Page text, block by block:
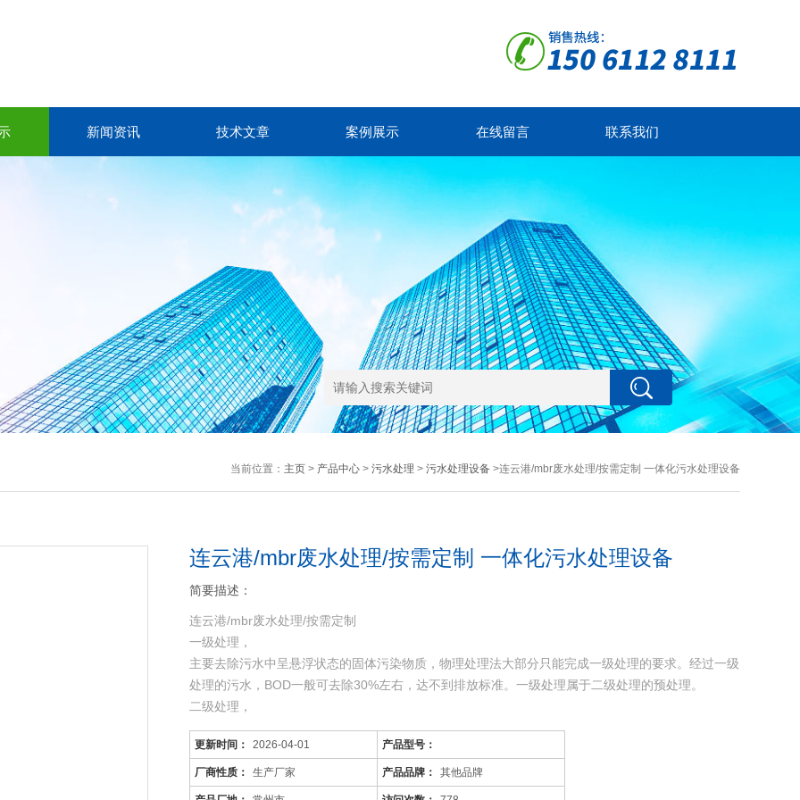
新闻资讯 技术文章 案例展示 在线留言 联系我们
当前位置： 主页> 产品中心> 污水处理 > 污水处理设备>连云港/mbr废水处理/按需定制 一体化污水处理设备
连云港/mbr废水处理/按需定制 一体化污水处理设备
简要描述：
连云港/mbr废水处理/按需定制
一级处理，
主要去除污水中呈悬浮状态的固体污染物质，物理处理法大部分只能完成一级处理的要求。经过一级
处理的污水，BOD一般可去除30%左右，达不到排放标准。一级处理属于二级处理的预处理。
二级处理，
主要去除污水中呈胶体和溶解状态的有机污染物质(BOD，COD物质)，去除率可达90%以上，使有
机污染物达到排放标准。
三级处理，
进一步处理难降解的有机物
更新时间： 2026-04-01 产品型号：
厂商性质： 生产厂家 产品品牌： 其他品牌